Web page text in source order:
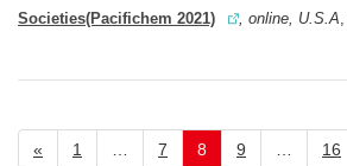
Societies(Pacifichem 2021) , online, U.S.A
« 1 … 7 8 9 … 16